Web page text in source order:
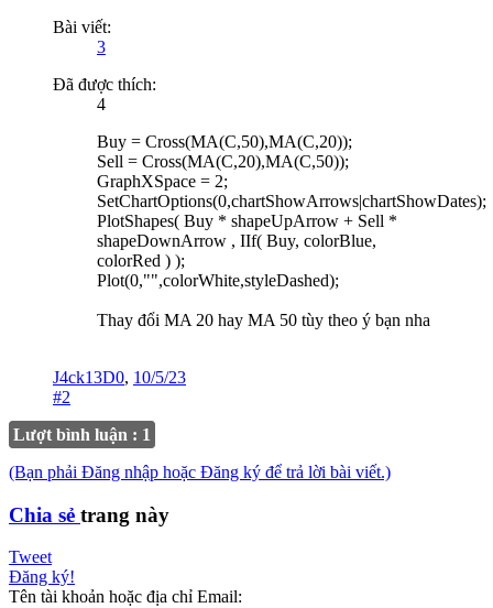
Bài viết:
3
Đã được thích:
4
Buy = Cross(MA(C,50),MA(C,20));
Sell = Cross(MA(C,20),MA(C,50));
GraphXSpace = 2;
SetChartOptions(0,chartShowArrows|chartShowDates);
PlotShapes( Buy * shapeUpArrow + Sell *
shapeDownArrow , IIf( Buy, colorBlue,
colorRed ) );
Plot(0,"",colorWhite,styleDashed);
Thay đổi MA 20 hay MA 50 tùy theo ý bạn nha
J4ck13D0, 10/5/23
#2
Lượt bình luận : 1
(Bạn phải Đăng nhập hoặc Đăng ký để trả lời bài viết.)
Chia sẻ trang này
Tweet
Đăng ký!
Tên tài khoản hoặc địa chỉ Email: